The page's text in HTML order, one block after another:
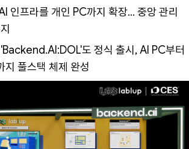
인프라를 개인 PC까지 확장… 중앙 관리
도 정식 출시, AI PC부터
지 풀스택 체제 완성